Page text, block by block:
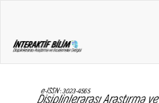
Content
Sidebar